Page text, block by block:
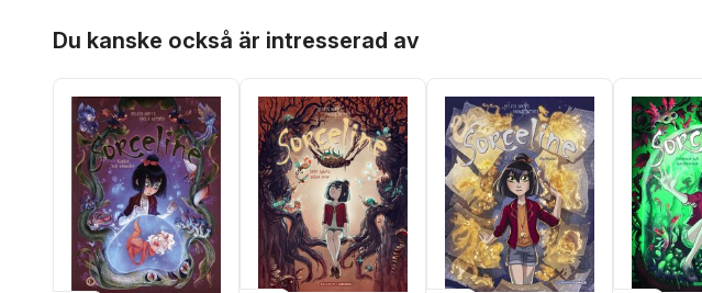
Du kanske också är intresserad av